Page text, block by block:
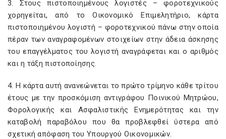
3. Στους πιστοποιημένους λογιστές – φοροτεχνικούς
χορηγείται, από το Οικονομικό Επιμελητήριο, κάρτα
πιστοποιημένου λογιστή – φοροτεχνικού πάνω στην οποία
πέραν των αναγραφομένων στοιχείων στην άδεια άσκησης
του επαγγέλματος του λογιστή αναγράφεται και ο αριθμός
και η τάξη πιστοποίησης.
4. Η κάρτα αυτή ανανεώνεται το πρώτο τρίμηνο κάθε τρίτου
έτους με την προσκόμιση αντιγράφου Ποινικού Μητρώου,
Φορολογικής και Ασφαλιστικής Ενημερότητας και την
καταβολή παραβόλου που θα προβλεφθεί ύστερα από
σχετική απόφαση του Υπουργού Οικονομικών.